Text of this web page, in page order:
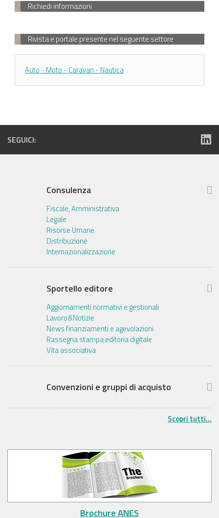
Richiedi informazioni
Rivista e portale presente nel seguente settore
Auto - Moto - Caravan - Nautica
SEGUICI:
Consulenza
Fiscale, Amministrativa
Legale
Risorse Umane
Distribuzione
Internazionalizzazione
Sportello editore
Aggiornamenti normativi e gestionali
Lavoro&Notizie
News finanziamenti e agevolazioni
Rassegna stampa editoria digitale
Vita associativa
Convenzioni e gruppi di acquisto
Scopri tutti...
Brochure ANES